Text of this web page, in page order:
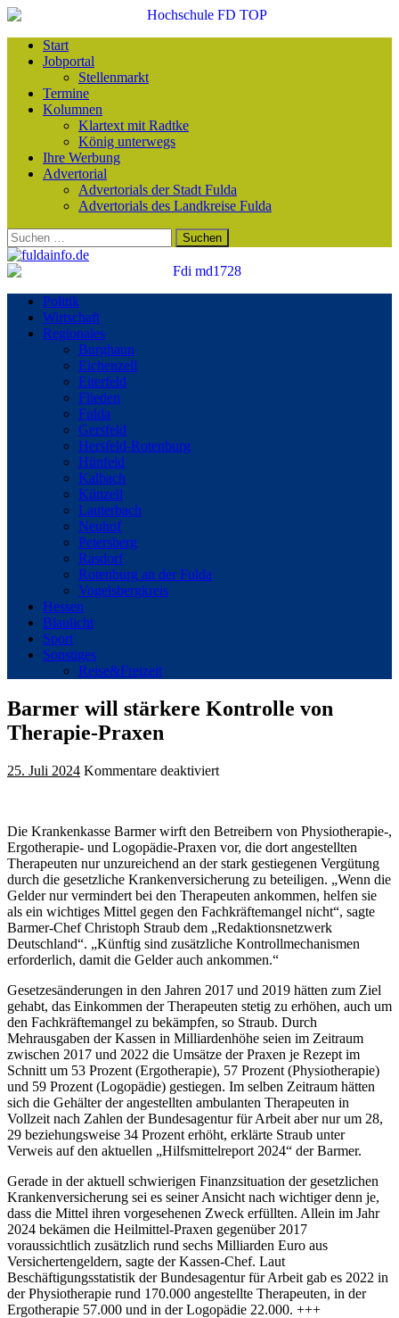
Start
Jobportal
Stellenmarkt
Termine
Kolumnen
Klartext mit Radtke
König unterwegs
Ihre Werbung
Advertorial
Advertorials der Stadt Fulda
Advertorials des Landkreise Fulda
Suchen
nach:
Politik
Wirtschaft
Regionales
Burghaun
Eichenzell
Eiterfeld
Flieden
Fulda
Gersfeld
Hersfeld-Rotenburg
Hünfeld
Kalbach
Künzell
Lauterbach
Neuhof
Petersberg
Rasdorf
Rotenburg an der Fulda
Vogelsbergkreis
Hessen
Blaulicht
Sport
Sonstiges
Reise&Freizeit
Barmer will stärkere Kontrolle von
Therapie-Praxen
25. Juli 2024 Kommentare deaktiviertfür
Kontrolle
von
Therapie-
Praxen
Die Krankenkasse Barmer wirft den Betreibern von Physiotherapie-,
Ergotherapie- und Logopädie-Praxen vor, die dort angestellten
Therapeuten nur unzureichend an der stark gestiegenen Vergütung
durch die gesetzliche Krankenversicherung zu beteiligen. „Wenn die
Gelder nur vermindert bei den Therapeuten ankommen, helfen sie
als ein wichtiges Mittel gegen den Fachkräftemangel nicht“, sagte
Barmer-Chef Christoph Straub dem „Redaktionsnetzwerk
Deutschland“. „Künftig sind zusätzliche Kontrollmechanismen
erforderlich, damit die Gelder auch ankommen.“
Gesetzesänderungen in den Jahren 2017 und 2019 hätten zum Ziel
gehabt, das Einkommen der Therapeuten stetig zu erhöhen, auch um
den Fachkräftemangel zu bekämpfen, so Straub. Durch
Mehrausgaben der Kassen in Milliardenhöhe seien im Zeitraum
zwischen 2017 und 2022 die Umsätze der Praxen je Rezept im
Schnitt um 53 Prozent (Ergotherapie), 57 Prozent (Physiotherapie)
und 59 Prozent (Logopädie) gestiegen. Im selben Zeitraum hätten
sich die Gehälter der angestellten ambulanten Therapeuten in
Vollzeit nach Zahlen der Bundesagentur für Arbeit aber nur um 28,
29 beziehungsweise 34 Prozent erhöht, erklärte Straub unter
Verweis auf den aktuellen „Hilfsmittelreport 2024“ der Barmer.
Gerade in der aktuell schwierigen Finanzsituation der gesetzlichen
Krankenversicherung sei es seiner Ansicht nach wichtiger denn je,
dass die Mittel ihren vorgesehenen Zweck erfüllten. Allein im Jahr
2024 bekämen die Heilmittel-Praxen gegenüber 2017
voraussichtlich zusätzlich rund sechs Milliarden Euro aus
Versichertengeldern, sagte der Kassen-Chef. Laut
Beschäftigungsstatistik der Bundesagentur für Arbeit gab es 2022 in
der Physiotherapie rund 170.000 angestellte Therapeuten, in der
Ergotherapie 57.000 und in der Logopädie 22.000. +++